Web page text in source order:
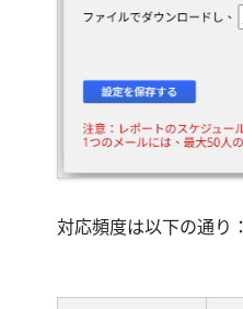
対応頻度は以下の通り：